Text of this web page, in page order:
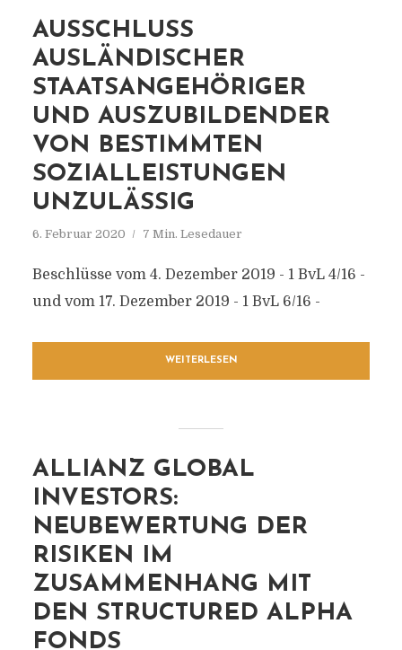
AUSSCHLUSS
AUSLÄNDISCHER
STAATSANGEHÖRIGER
UND AUSZUBILDENDER
VON BESTIMMTEN
SOZIALLEISTUNGEN
UNZULÄSSIG
6. Februar 2020 7 Min. Lesedauer
Beschlüsse vom 4. Dezember 2019 - 1 BvL 4/16 -
und vom 17. Dezember 2019 - 1 BvL 6/16 -
WEITERLESEN
ALLIANZ GLOBAL
INVESTORS:
NEUBEWERTUNG DER
RISIKEN IM
ZUSAMMENHANG MIT
DEN STRUCTURED ALPHA
FONDS